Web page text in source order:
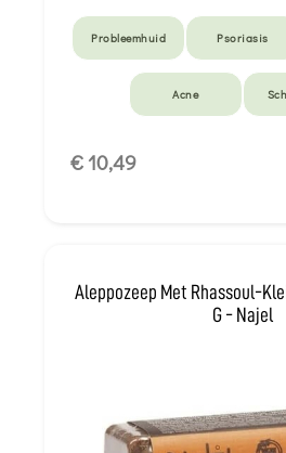
Probleemhuid Psoriasis
Acne
€ 10,49
Aleppozeep Met Rhassoul-
G - Najel